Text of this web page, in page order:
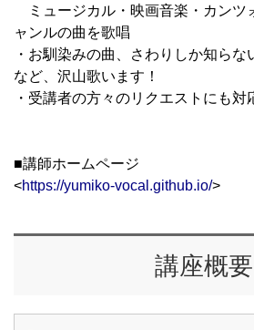
ミュージカル・映画音楽・カンツ
ャンルの曲を歌唱
・お馴染みの曲、さわりしか知らな
など、沢山歌います！
・受講者の方々のリクエストにも対
■講師ホームページ
<https://yumiko-vocal.github.io/>
講座概要